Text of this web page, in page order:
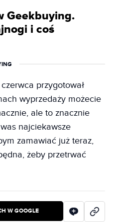
Geekbuying.
i coś
przygotował
wyprzedaży możecie
ale to znacznie
najciekawsze
zamawiać już teraz,
żeby przetrwać
W GOOGLE